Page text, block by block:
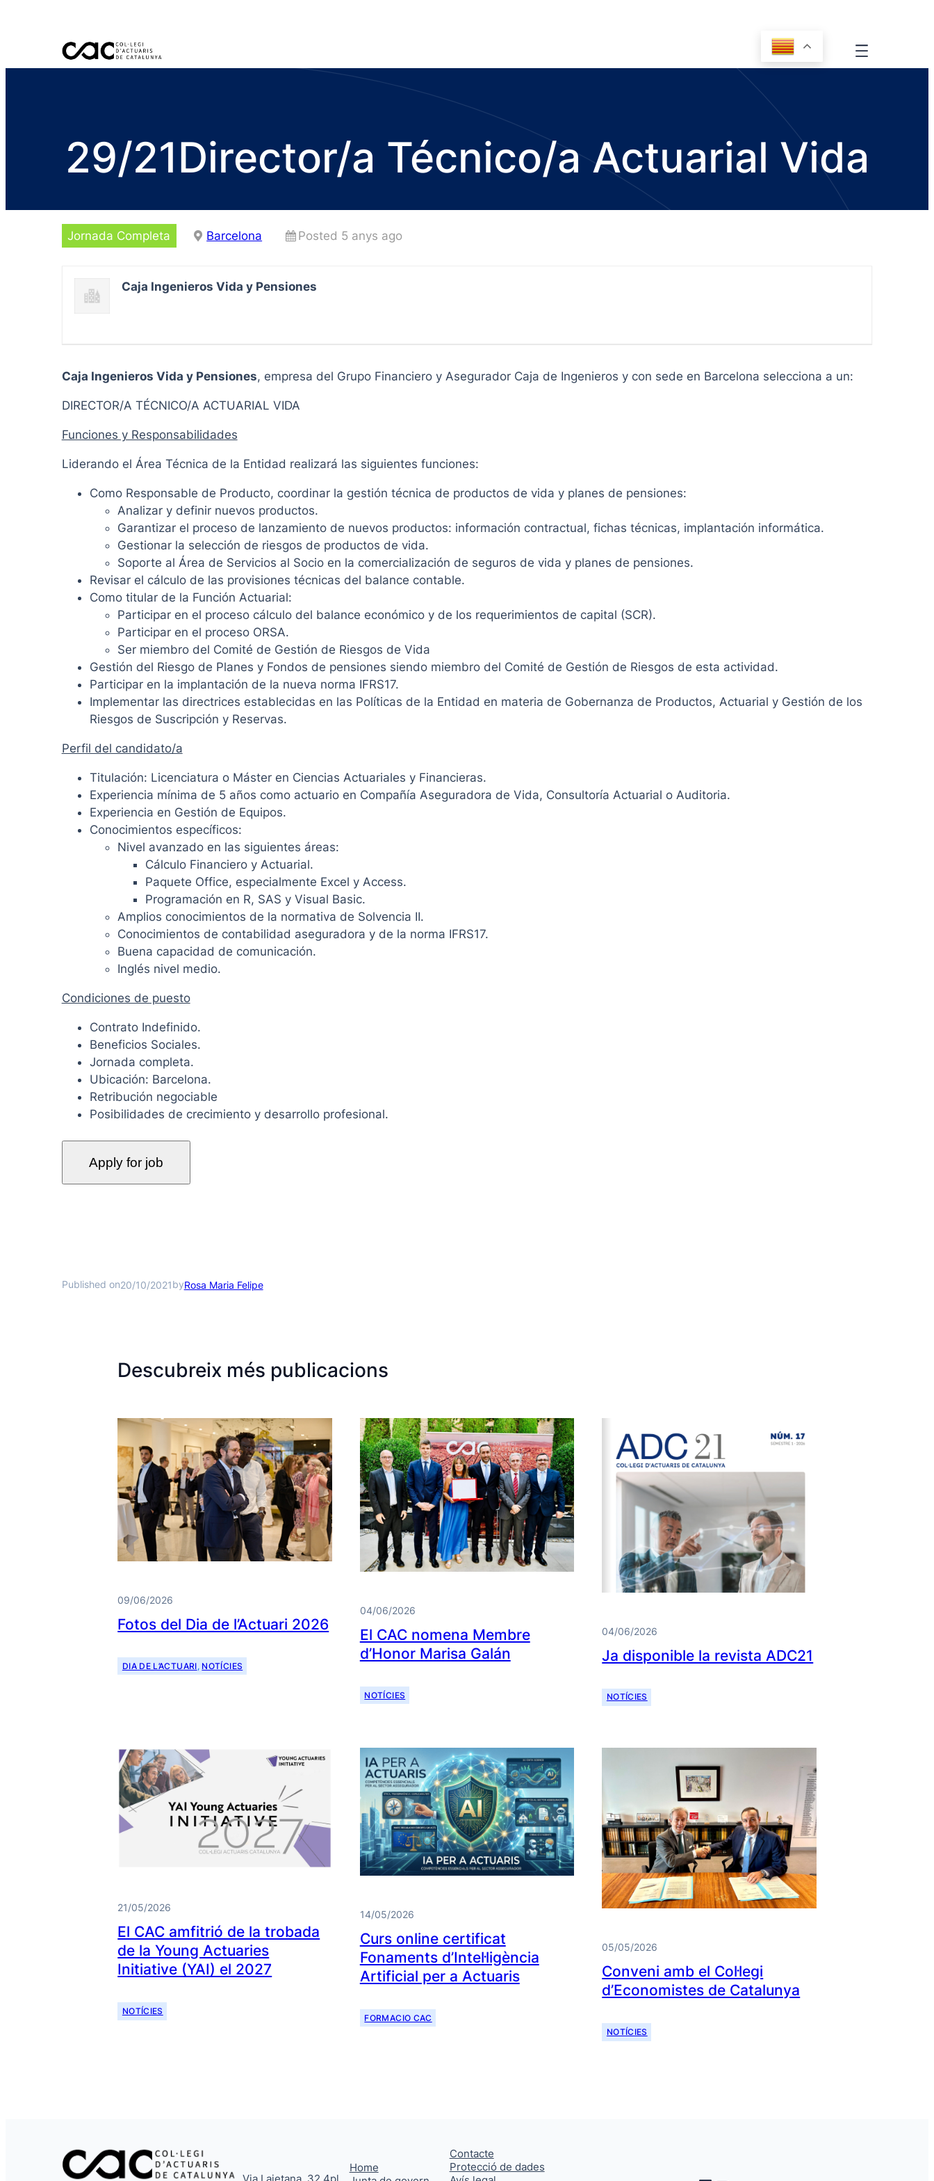
29/21Director/a Técnico/a Actuarial Vida
Jornada Completa Barcelona Posted 5 anys ago
Caja Ingenieros Vida y Pensiones
Caja Ingenieros Vida y Pensiones, empresa del Grupo Financiero y Asegurador Caja de Ingenieros y con sede en Barcelona selecciona a un:
DIRECTOR/A TÉCNICO/A ACTUARIAL VIDA
Funciones y Responsabilidades
Liderando el Área Técnica de la Entidad realizará las siguientes funciones:
Como Responsable de Producto, coordinar la gestión técnica de productos de vida y planes de pensiones:
Analizar y definir nuevos productos.
Garantizar el proceso de lanzamiento de nuevos productos: información contractual, fichas técnicas, implantación informática.
Gestionar la selección de riesgos de productos de vida.
Soporte al Área de Servicios al Socio en la comercialización de seguros de vida y planes de pensiones.
Revisar el cálculo de las provisiones técnicas del balance contable.
Como titular de la Función Actuarial:
Participar en el proceso cálculo del balance económico y de los requerimientos de capital (SCR).
Participar en el proceso ORSA.
Ser miembro del Comité de Gestión de Riesgos de Vida
Gestión del Riesgo de Planes y Fondos de pensiones siendo miembro del Comité de Gestión de Riesgos de esta actividad.
Participar en la implantación de la nueva norma IFRS17.
Implementar las directrices establecidas en las Políticas de la Entidad en materia de Gobernanza de Productos, Actuarial y Gestión de los
Riesgos de Suscripción y Reservas.
Perfil del candidato/a
Titulación: Licenciatura o Máster en Ciencias Actuariales y Financieras.
Experiencia mínima de 5 años como actuario en Compañía Aseguradora de Vida, Consultoría Actuarial o Auditoria.
Experiencia en Gestión de Equipos.
Conocimientos específicos:
Nivel avanzado en las siguientes áreas:
Cálculo Financiero y Actuarial.
Paquete Office, especialmente Excel y Access.
Programación en R, SAS y Visual Basic.
Amplios conocimientos de la normativa de Solvencia II.
Conocimientos de contabilidad aseguradora y de la norma IFRS17.
Buena capacidad de comunicación.
Inglés nivel medio.
Condiciones de puesto
Contrato Indefinido.
Beneficios Sociales.
Jornada completa.
Ubicación: Barcelona.
Retribución negociable
Posibilidades de crecimiento y desarrollo profesional.
Published on20/10/2021byRosa Maria Felipe
Descubreix més publicacions
09/06/2026
Fotos del Dia de l’Actuari 2026
DIA DE L’ACTUARI, NOTÍCIES
04/06/2026
El CAC nomena Membre
d’Honor Marisa Galán
NOTÍCIES
04/06/2026
Ja disponible la revista ADC21
NOTÍCIES
21/05/2026
El CAC amfitrió de la trobada
de la Young Actuaries
Initiative (YAI) el 2027
NOTÍCIES
14/05/2026
Curs online certificat
Fonaments d’Intel·ligència
Artificial per a Actuaris
FORMACIO CAC
05/05/2026
Conveni amb el Col·legi
d’Economistes de Catalunya
NOTÍCIES
Via Laietana, 32 4pl
Home
Contacte
Protecció de dades